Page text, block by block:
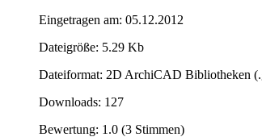
Eingetragen am: 05.12.2012
Dateigröße: 5.29 Kb
Dateiformat: 2D ArchiCAD Bibliotheken
Downloads: 127
Bewertung: 1.0 (3 Stimmen)